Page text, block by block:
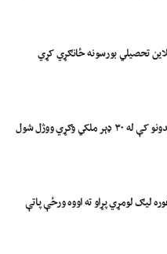
تحصیلي بورسونه ځانګړي کړي
وګړي ووژل شول
لیګ لومړي پړاو ته اووه ورځې پاتې